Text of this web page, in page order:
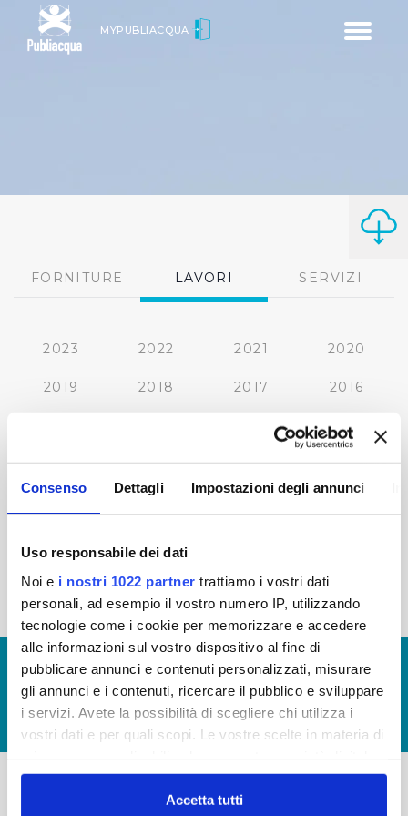
Consenso Dettagli Impostazioni degli annunci
Uso responsabile dei dati
Noi e i nostri 1022 partner trattiamo i vostri dati
personali, ad esempio il vostro numero IP, utilizzando
tecnologie come i cookie per memorizzare e accedere
alle informazioni sul vostro dispositivo al fine di
pubblicare annunci e contenuti personalizzati, misurare
gli annunci e i contenuti, ricercare il pubblico e sviluppare
i servizi. Avete la possibilità di scegliere chi utilizza i
vostri dati e per quali scopi. Le vostre scelte in materia di
in cui avete effettuato le vostre scelte. È possibile
modificare o revocare il proprio consenso in qualsiasi
Accetta tutti
Toggle
MYPUBLIACQUA
FORNITURE LAVORI SERVIZI
2023 2022 2021 2020
2019 2018 2017 2016
2012
2011 2010 2009 2008
‹ precedente 2
© Copyright 2017 - 2026
GLOSSARIO
GIUDICA IL SERVIZIO
LAVORA CON NOI